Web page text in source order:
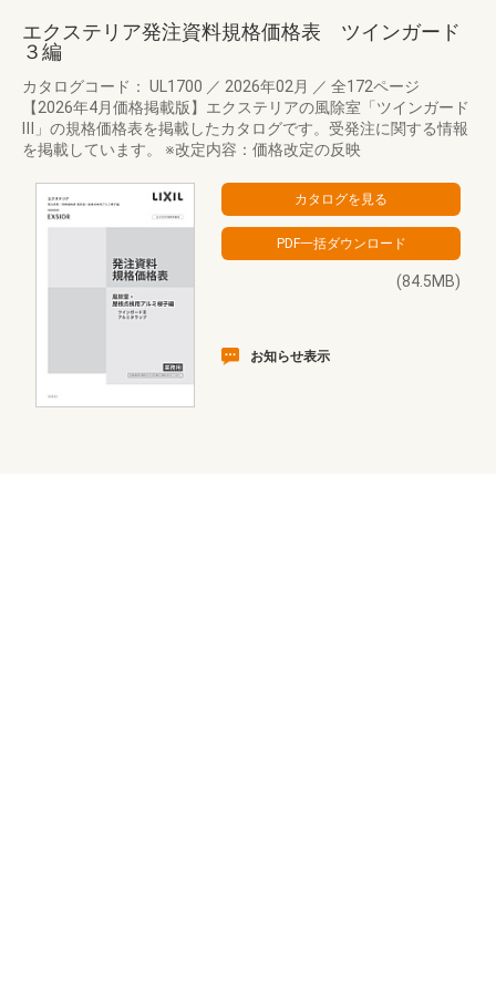
エクステリア発注資料規格価格表 ツインガード
３編
カタログコード： UL1700 ／ 2026年02月 ／ 全172ページ
【2026年4月価格掲載版】エクステリアの風除室「ツインガード
Ⅲ」の規格価格表を掲載したカタログです。受発注に関する情報
を掲載しています。 ※改定内容：価格改定の反映
(84.5MB)
お知らせ表示